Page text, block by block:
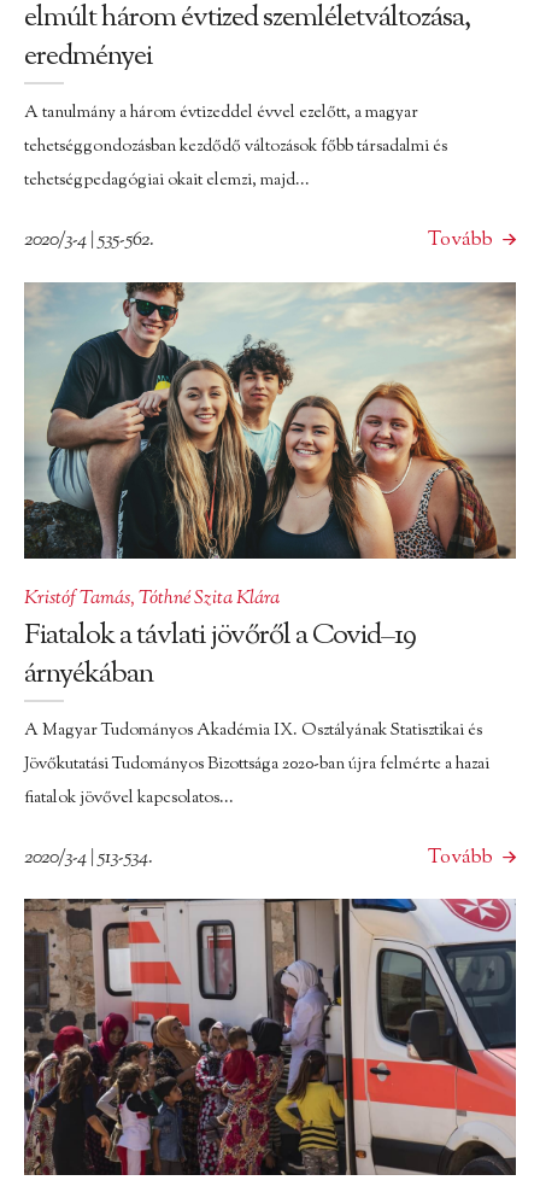
elmúlt három évtized szemléletváltozása,
eredményei
A tanulmány a három évtizeddel évvel ezelőtt, a magyar
tehetséggondozásban kezdődő változások főbb társadalmi és
tehetségpedagógiai okait elemzi, majd...
2020/3-4 | 535-562. Tovább
Kristóf Tamás,Tóthné Szita Klára
Fiatalok a távlati jövőről a Covid–19
árnyékában
A Magyar Tudományos Akadémia IX. Osztályának Statisztikai és
Jövőkutatási Tudományos Bizottsága 2020-ban újra felmérte a hazai
fiatalok jövővel kapcsolatos...
2020/3-4 | 513-534. Tovább